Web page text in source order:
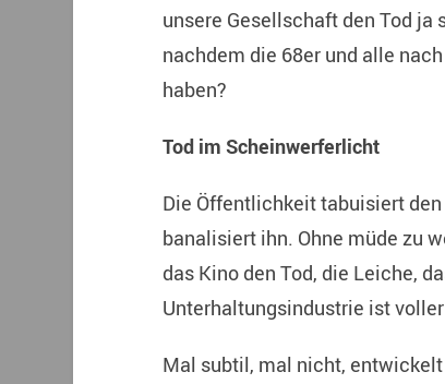
unsere Gesellschaft den Tod ja
nachdem die 68er und alle
haben?
Tod im Scheinwerferlicht
Die Öffentlichkeit tabuisiert
banalisiert ihn. Ohne müde zu
das Kino den Tod, die Leiche,
Unterhaltungsindustrie ist
Mal subtil, mal nicht,